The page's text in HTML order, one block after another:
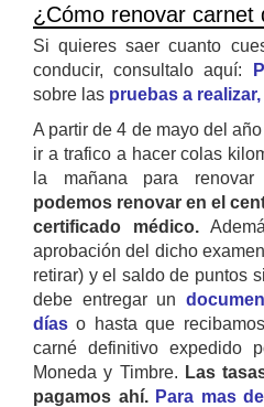
¿Cómo renovar carnet
Si quieres saer cuanto
conducir, consultalo aquí:
sobre las pruebas a
A partir de 4 de mayo del
ir a trafico a hacer colas
la mañana para
podemos renovar en el
certificado médico.
aprobación del dicho
retirar) y el saldo de puntos
debe entregar un
días o hasta que
carné definitivo expedido
Moneda y Timbre. Las
pagamos ahí. Para mas